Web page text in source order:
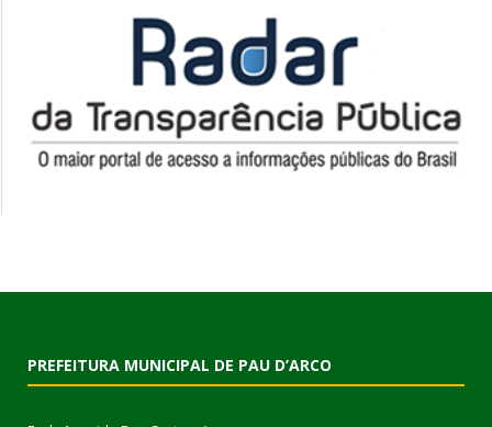
PREFEITURA MUNICIPAL DE PAU D’ARCO